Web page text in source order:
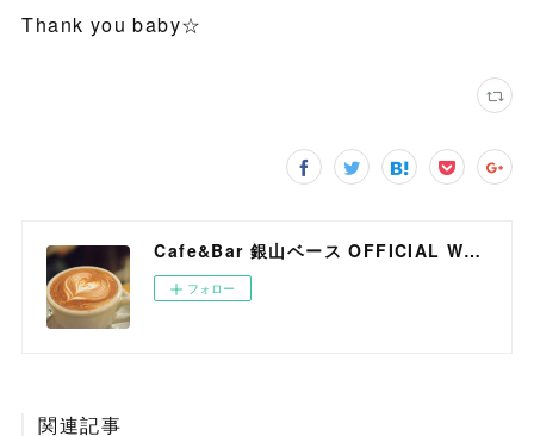
Thank you baby☆
Cafe&Bar 銀山ベース OFFICIAL WEB SITE
フォロー
関連記事